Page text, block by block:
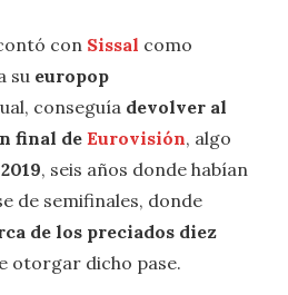
con Sissal como
su europop
conseguía devolver al
final de Eurovisión, algo
, seis años donde habían
de semifinales, donde
de los preciados diez
otorgar dicho pase.